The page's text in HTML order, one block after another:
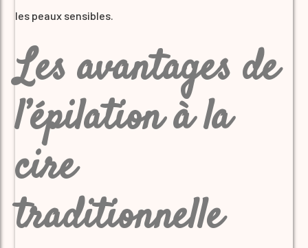
les peaux sensibles.
Les avantages de
l’épilation à la
cire
traditionnelle